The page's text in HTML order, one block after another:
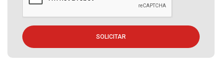
SOLICITAR